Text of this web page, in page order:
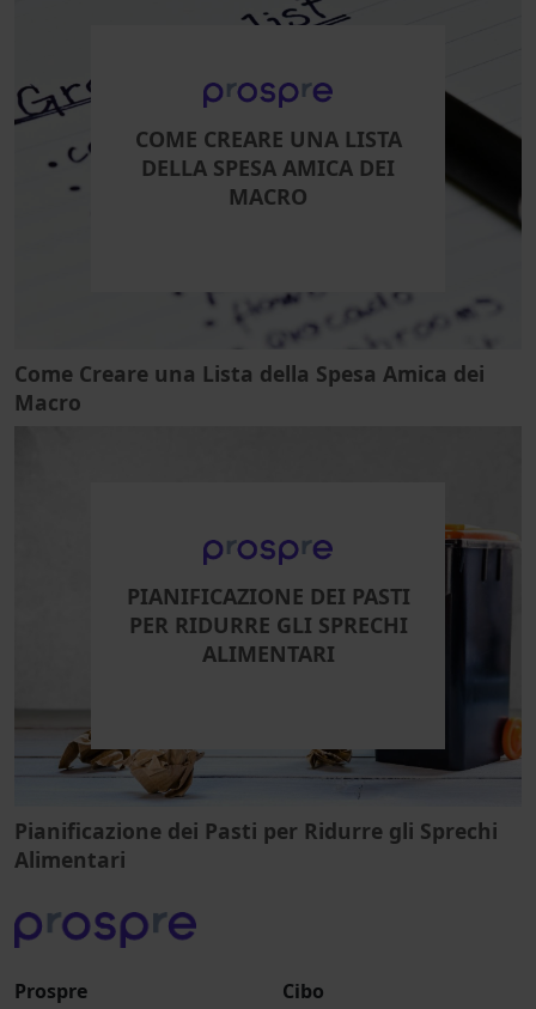
COME CREARE UNA LISTA
DELLA SPESA AMICA DEI
MACRO
Come Creare una Lista della Spesa Amica dei
Macro
PIANIFICAZIONE DEI PASTI
PER RIDURRE GLI SPRECHI
ALIMENTARI
Pianificazione dei Pasti per Ridurre gli Sprechi
Alimentari
Prospre
Cibo